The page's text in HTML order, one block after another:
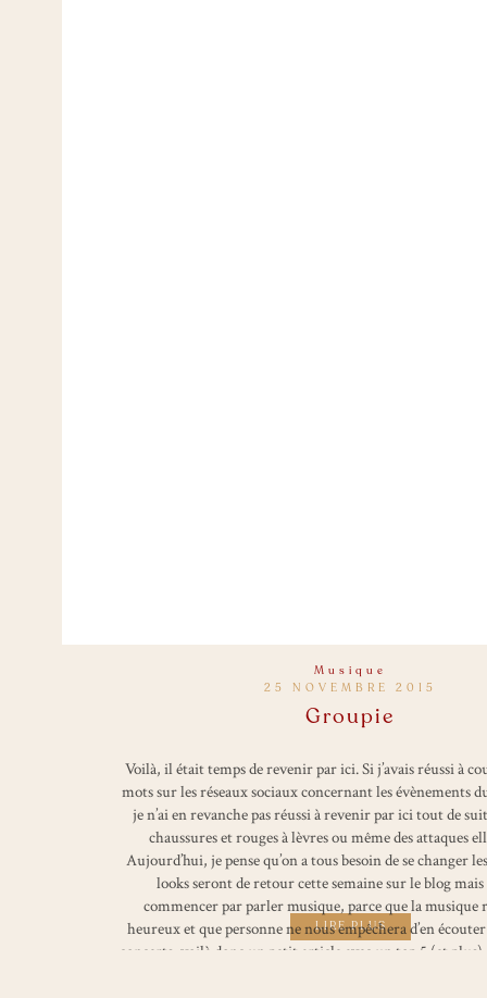
LIRE PLUS
Voilà, il était temps de revenir par ici. Si j’avais réussi à
mots sur les réseaux sociaux concernant les évènements
je n’ai en revanche pas réussi à revenir par ici tout de
chaussures et rouges à lèvres ou même des attaques
Aujourd’hui, je pense qu’on a tous besoin de se changer
looks seront de retour cette semaine sur le blog
commencer par parler musique, parce que la musique
heureux et que personne ne nous empêchera d’en écouter
concerts, voilà donc un petit article avec un top 5 (et plus)
25 NOVEMBRE 2015
Groupie
Musique